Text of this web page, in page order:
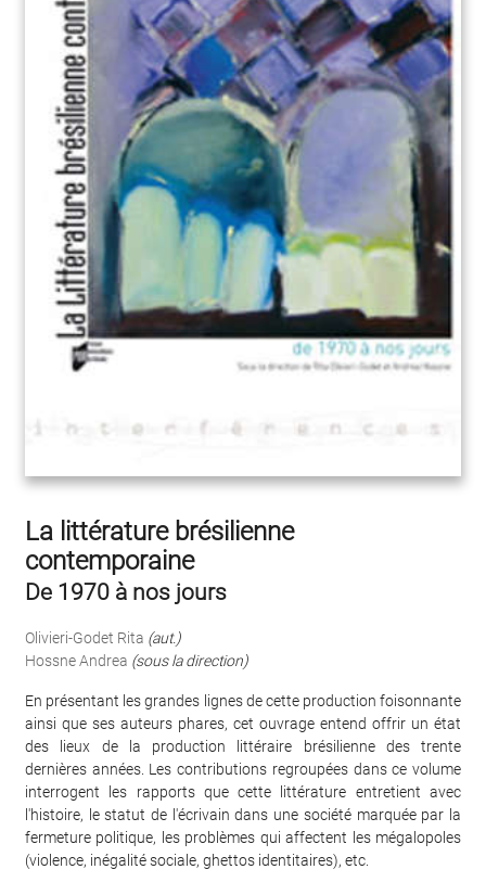
La littérature brésilienne
contemporaine
De 1970 à nos jours
Olivieri-Godet Rita (aut.)
Hossne Andrea (sous la direction)
En présentant les grandes lignes de cette production foisonnante
ainsi que ses auteurs phares, cet ouvrage entend offrir un état
des lieux de la production littéraire brésilienne des trente
dernières années. Les contributions regroupées dans ce volume
interrogent les rapports que cette littérature entretient avec
l'histoire, le statut de l'écrivain dans une société marquée par la
fermeture politique, les problèmes qui affectent les mégalopoles
(violence, inégalité sociale, ghettos identitaires), etc.